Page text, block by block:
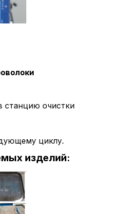
станцию очистки
циклу.
изделий: